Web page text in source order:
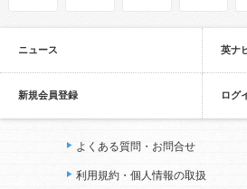
ニュース 英ナ
新規会員登録 ログ
よくある質問・お問合せ
利用規約・個人情報の取扱